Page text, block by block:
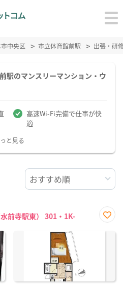
中央区 市立体育館前駅 出張・研
駅のマンスリーマンション・ウ
高速Wi-Fi完備で仕事が快
適
と見る
前寺駅東） 301・1K-
に入